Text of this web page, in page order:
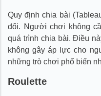
Quy định chia bài
đổi. Người chơi không
quá trình chia bài. Điều
không gây áp lực cho
những trò chơi phổ biến
Roulette